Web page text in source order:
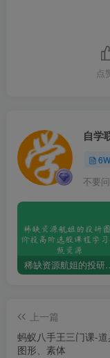
点
不要
稀缺资源航姐的投
上一篇
蚂蚁八手王三门课-道
图形、素体